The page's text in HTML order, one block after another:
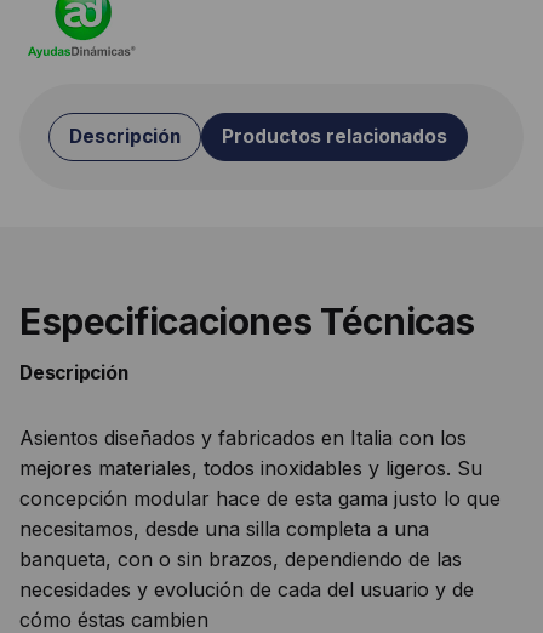
Descripción Productos relacionados
Especificaciones Técnicas
Descripción
Asientos diseñados y fabricados en Italia con los
mejores materiales, todos inoxidables y ligeros. Su
concepción modular hace de esta gama justo lo que
necesitamos, desde una silla completa a una
banqueta, con o sin brazos, dependiendo de las
necesidades y evolución de cada del usuario y de
cómo éstas cambien